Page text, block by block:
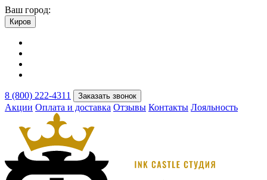
Ваш город:
Киров
8 (800) 222-4311 Заказать звонок
Акции Оплата и доставка Отзывы Контакты Лояльность